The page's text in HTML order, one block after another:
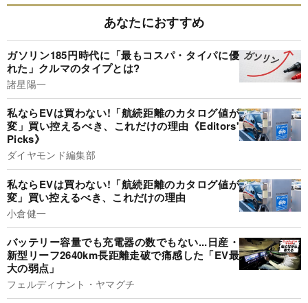
あなたにおすすめ
ガソリン185円時代に「最もコスパ・タイパに優
れた」クルマのタイプとは?
諸星陽一
私ならEVは買わない!「航続距離のカタログ値が
変」買い控えるべき、これだけの理由《Editors'
Picks》
ダイヤモンド編集部
私ならEVは買わない!「航続距離のカタログ値が
変」買い控えるべき、これだけの理由
小倉健一
バッテリー容量でも充電器の数でもない...日産・
新型リーフ2640km長距離走破で痛感した「EV最
大の弱点」
フェルディナント・ヤマグチ